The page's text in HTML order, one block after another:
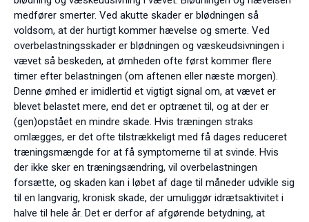
medfører smerter. Ved akutte skader er blødningen så
voldsom, at der hurtigt kommer hævelse og smerte. Ved
overbelastningsskader er blødningen og væskeudsivningen i
vævet så beskeden, at ømheden ofte først kommer flere
timer efter belastningen (om aftenen eller næste morgen).
Denne ømhed er imidlertid et vigtigt signal om, at vævet er
blevet belastet mere, end det er optrænet til, og at der er
(gen)opstået en mindre skade. Hvis træningen straks
omlægges, er det ofte tilstrækkeligt med få dages reduceret
træningsmængde for at få symptomerne til at svinde. Hvis
der ikke sker en træningsændring, vil overbelastningen
forsætte, og skaden kan i løbet af dage til måneder udvikle sig
til en langvarig, kronisk skade, der umuliggør idrætsaktivitet i
halve til hele år. Det er derfor af afgørende betydning, at